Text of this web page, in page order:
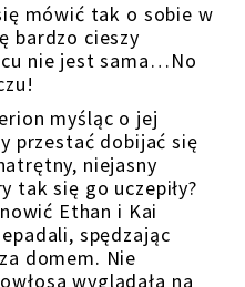
mówić tak o sobie w
bardzo cieszy
nie jest sama…No
myśląc o jej
przestać dobijać się
niejasny
tak się go uczepiły?
Ethan i Kai
spędzając
domem. Nie
wyglądała na